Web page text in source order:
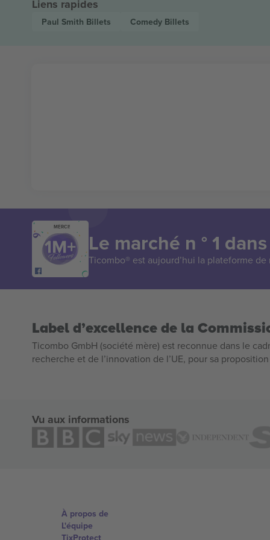
Liens rapides
Paul Smith Billets Comedy Billets
MERCI!
Le marché n ° 1
Ticombo® est aujourd’hui la plateforme
Label d’excellence de la
Ticombo GmbH (société mère) est reconnue dans le
recherche et de l’innovation de l’UE, pour sa
Vu aux informations
À propos de
L'équipe
TixProtect